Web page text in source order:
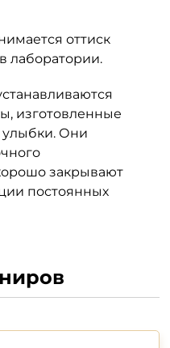
оттиск
лаборатории.
изготовленные
улыбки. Они
закрывают
постоянных